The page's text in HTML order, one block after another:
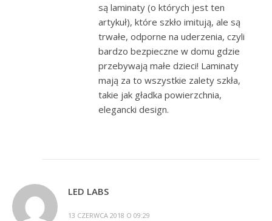
są laminaty (o których jest ten
artykuł), które szkło imitują, ale są
trwałe, odporne na uderzenia, czyli
bardzo bezpieczne w domu gdzie
przebywają małe dzieci! Laminaty
mają za to wszystkie zalety szkła,
takie jak gładka powierzchnia,
elegancki design.
LED LABS
13 CZERWCA 2018 O 09:29